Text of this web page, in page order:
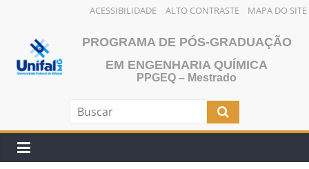
ACESSIBILIDADE ALTO CONTRASTE MAPA DO SITE
conteúdo
PROGRAMA DE PÓS-GRADUAÇÃO
EM ENGENHARIA QUÍMICA
PPGEQ – Mestrado